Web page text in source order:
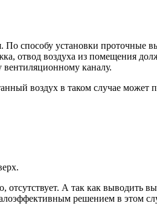
способу установки проточные
отвод воздуха из помещения
каналу.
воздух в таком случае может
А так как выводить
решением в этом